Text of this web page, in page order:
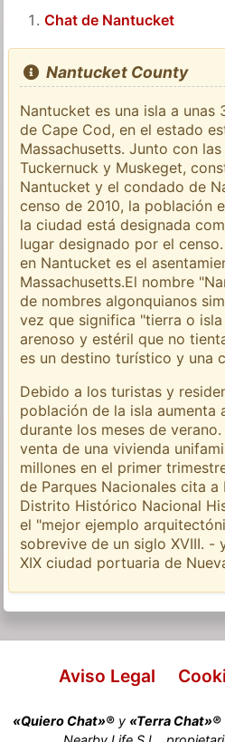
Chat de Nantucket
Nantucket County
Nantucket es una isla a unas
de Cape Cod, en el estado
Massachusetts. Junto con
Tuckernuck y Muskeget,
Nantucket y el condado de
censo de 2010, la población
la ciudad está designada
lugar designado por el
en Nantucket es el
Massachusetts.El nombre
de nombres algonquianos
vez que significa "tierra o
arenoso y estéril que no
es un destino turístico y una
Debido a los turistas y
población de la isla aumenta
durante los meses de
venta de una vivienda
millones en el primer
de Parques Nacionales cita
Distrito Histórico Nacional
el "mejor ejemplo
sobrevive de un siglo XVIII. -
XIX ciudad portuaria de
Aviso Legal
«Quiero Chat»®y «Terra Chat»®